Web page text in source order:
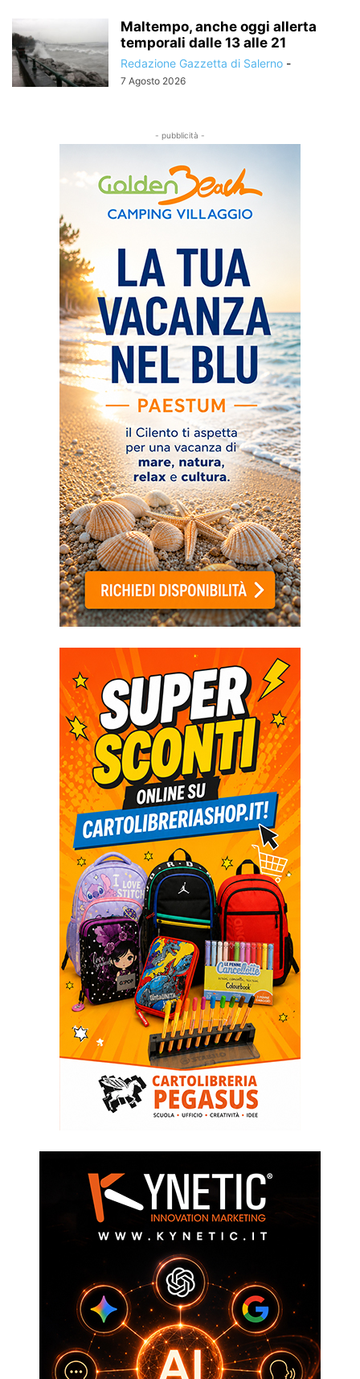
Maltempo, anche oggi allerta
temporali dalle 13 alle 21
Redazione Gazzetta di Salerno -
7 Agosto 2026
- pubblicità -